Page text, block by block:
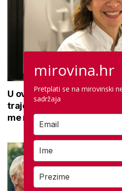
U ovoj optici rade
traje sat vremena: Bila
me naučio
mirovina.hr
Pretplati se na mirovinski
sadržaja